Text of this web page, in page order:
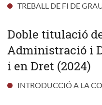
TREBALL DE FI DE
Doble titulació
Administració i
i en Dret (2024)
INTRODUCCIÓ A LA